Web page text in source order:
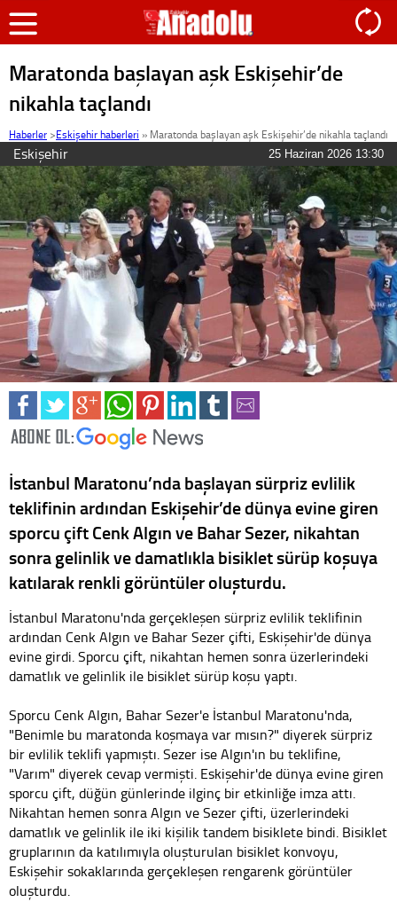
Maratonda başlayan aşk Eskişehir’de
nikahla taçlandı
Haberler >Eskişehir haberleri » Maratonda başlayan aşk Eskişehir’de nikahla taçlandı
Eskişehir 25 Haziran 2026 13:30
İstanbul Maratonu’nda başlayan sürpriz evlilik
teklifinin ardından Eskişehir’de dünya evine giren
sporcu çift Cenk Algın ve Bahar Sezer, nikahtan
sonra gelinlik ve damatlıkla bisiklet sürüp koşuya
katılarak renkli görüntüler oluşturdu.
İstanbul Maratonu'nda gerçekleşen sürpriz evlilik teklifinin
ardından Cenk Algın ve Bahar Sezer çifti, Eskişehir'de dünya
evine girdi. Sporcu çift, nikahtan hemen sonra üzerlerindeki
damatlık ve gelinlik ile bisiklet sürüp koşu yaptı.
Sporcu Cenk Algın, Bahar Sezer'e İstanbul Maratonu'nda,
"Benimle bu maratonda koşmaya var mısın?" diyerek sürpriz
bir evlilik teklifi yapmıştı. Sezer ise Algın'ın bu teklifine,
"Varım" diyerek cevap vermişti. Eskişehir'de dünya evine giren
sporcu çift, düğün günlerinde ilginç bir etkinliğe imza attı.
Nikahtan hemen sonra Algın ve Sezer çifti, üzerlerindeki
damatlık ve gelinlik ile iki kişilik tandem bisiklete bindi. Bisiklet
gruplarının da katılımıyla oluşturulan bisiklet konvoyu,
Eskişehir sokaklarında gerçekleşen rengarenk görüntüler
oluşturdu.